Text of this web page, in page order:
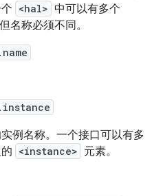
<hal> 中可以有多个
名称必须不同。
例名称。一个接口可以有多
<instance> 元素。